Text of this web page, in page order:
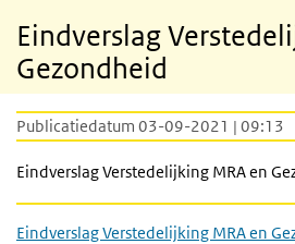
Eindverslag
Gezondheid
Publicatiedatum 03-09-2021 | 09:13
Eindverslag Verstedelijking MRA en
Eindverslag Verstedelijking MRA en